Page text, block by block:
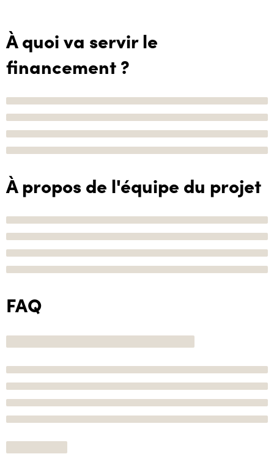
À quoi va servir le
financement ?
À propos de l'équipe du projet
FAQ